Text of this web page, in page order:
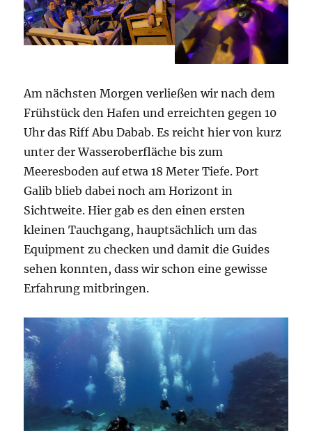
Am nächsten Morgen verließen wir nach dem
Frühstück den Hafen und erreichten gegen 10
Uhr das Riff Abu Dabab. Es reicht hier von kurz
unter der Wasseroberfläche bis zum
Meeresboden auf etwa 18 Meter Tiefe. Port
Galib blieb dabei noch am Horizont in
Sichtweite. Hier gab es den einen ersten
kleinen Tauchgang, hauptsächlich um das
Equipment zu checken und damit die Guides
sehen konnten, dass wir schon eine gewisse
Erfahrung mitbringen.